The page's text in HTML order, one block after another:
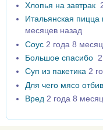
Хлопья на завтрак
Итальянская
месяцев назад
Соус 2 года 8
Большое спасибо
Суп из пакетика 2
Для чего мясо
Вред 2 года 8